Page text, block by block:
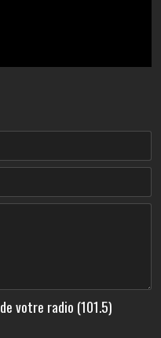
votre radio (101.5)